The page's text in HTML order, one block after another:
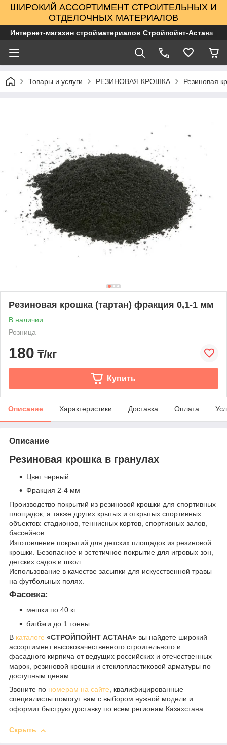
ШИРОКИЙ АССОРТИМЕНТ СТРОИТЕЛЬНЫХ И
ОТДЕЛОЧНЫХ МАТЕРИАЛОВ
Интернет-магазин стройматериалов Стройпойнт-Астана
Товары и услуги РЕЗИНОВАЯ КРОШКА Резиновая
Резиновая крошка (тартан) фракция 0,1-1 мм
В наличии
Розница
180 ₸/кг
Купить
Описание Характеристики Доставка Оплата
Описание
Резиновая крошка в гранулах
Цвет черный
Фракция 2-4 мм
Производство покрытий из резиновой крошки для спортивных
площадок, а также других крытых и открытых спортивных
объектов: стадионов, теннисных кортов, спортивных залов,
бассейнов.
Изготовление покрытий для детских площадок из резиновой
крошки. Безопасное и эстетичное покрытие для игровых зон,
детских садов и школ.
Использование в качестве засыпки для искусственной травы
на футбольных полях.
Фасовка:
мешки по 40 кг
бигбэги до 1 тонны
В каталоге «СТРОЙПОЙНТ АСТАНА» вы найдете широкий
ассортимент высококачественного строительного и
фасадного кирпича от ведущих российских и отечественных
марок, резиновой крошки и стеклопластиковой арматуры по
доступным ценам.
Звоните по номерам на сайте, квалифицированные
специалисты помогут вам с выбором нужной модели и
оформит быструю доставку по всем регионам Казахстана.
Скрыть